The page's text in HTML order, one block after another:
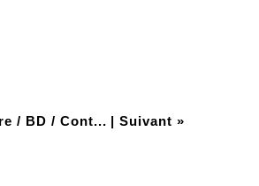
/ BD / Cont... | Suivant »